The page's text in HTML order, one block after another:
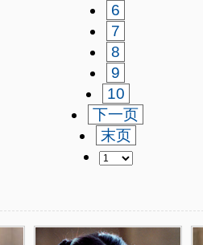
6
7
8
9
10
下一页
末页